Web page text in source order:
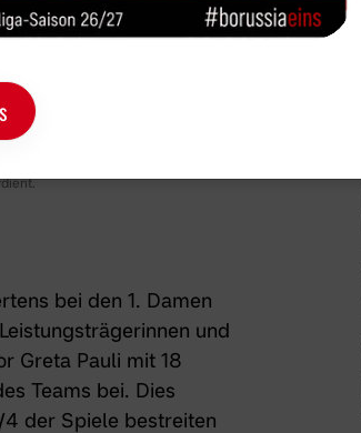
bei den 1. Damen
und
Greta Pauli mit 18
Teams bei. Dies
der Spiele bestreiten